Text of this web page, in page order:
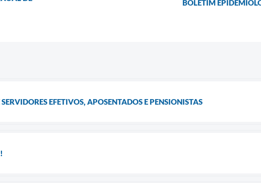
BOLETIM
EFETIVOS, APOSENTADOS E PENSIONISTAS